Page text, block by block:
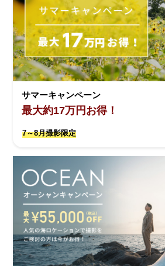
サマーキャンペーン
最大約17万円お得！
7～8月撮影限定